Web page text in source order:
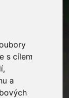
s cílem
a
Z bílých vousů